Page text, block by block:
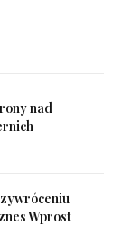
nad
Wprost